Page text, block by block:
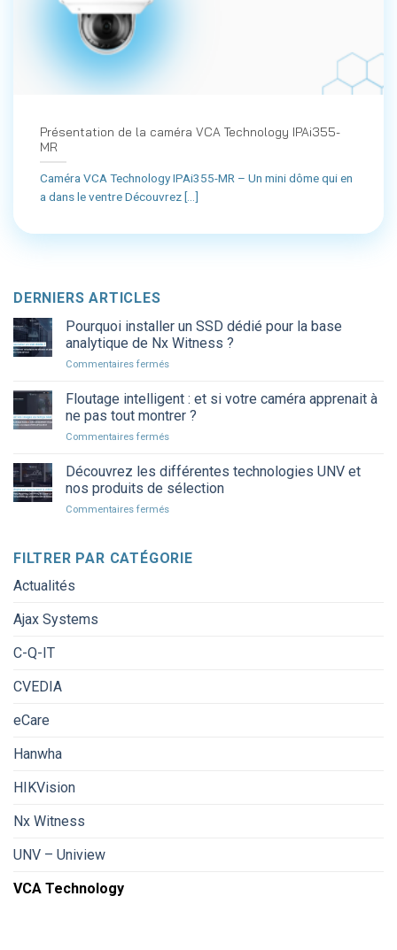
DERNIERS ARTICLES
Pourquoi installer un SSD dédié pour la base
analytique de Nx Witness ?
Commentaires ferméssur
installer
SSD
dédié
la
base
de
?
Floutage intelligent : et si votre caméra apprenait à
ne pas tout montrer ?
Commentaires ferméssur
intelligent
et
si
apprenait
Découvrez les différentes technologies UNV et
nos produits de sélection
Commentaires ferméssur
différentes
FILTRER PAR CATÉGORIE
Actualités
Ajax Systems
C-Q-IT
CVEDIA
eCare
Hanwha
HIKVision
Nx Witness
UNV – Uniview
VCA Technology
Présentation de la caméra VCA Technology IPAi355-
MR
Caméra VCA Technology IPAi355-MR – Un mini dôme qui en
a dans le ventre Découvrez [...]